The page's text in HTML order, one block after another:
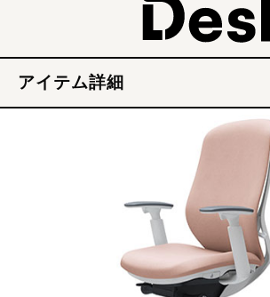
アイテム詳細